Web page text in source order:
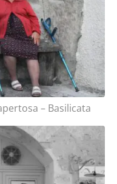
– Basilicata